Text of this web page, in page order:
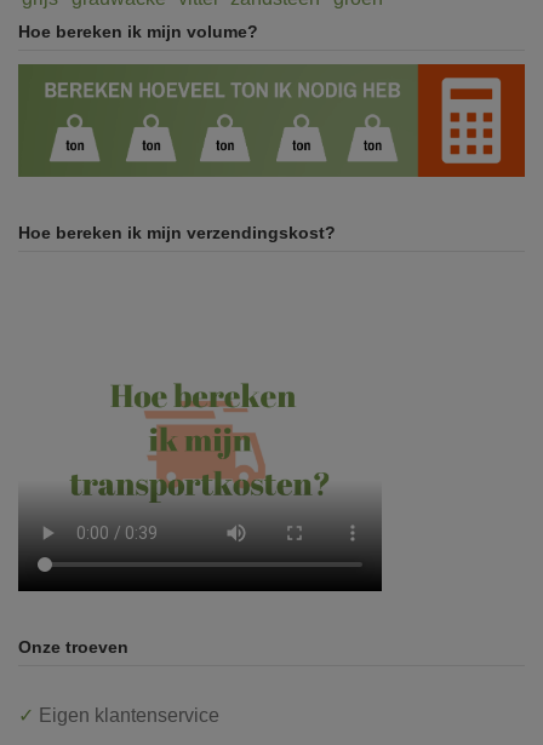
Hoe bereken ik mijn volume?
Hoe bereken ik mijn verzendingskost?
Onze troeven
✓ Eigen klantenservice